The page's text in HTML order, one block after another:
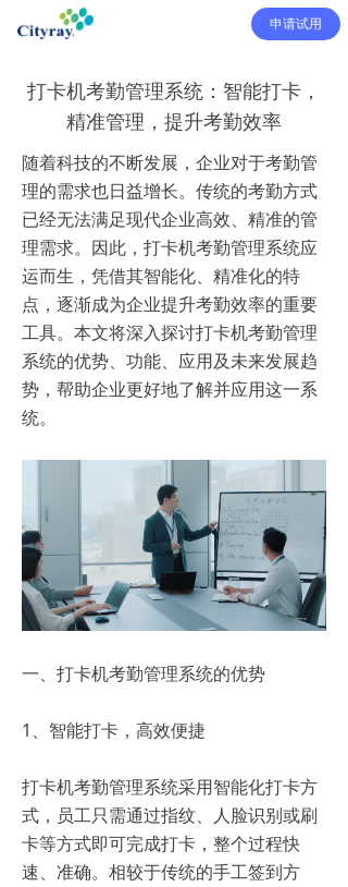
申请试用
打卡机考勤管理系统：智能打卡，
精准管理，提升考勤效率
随着科技的不断发展，企业对于考勤管
理的需求也日益增长。传统的考勤方式
已经无法满足现代企业高效、精准的管
理需求。因此，打卡机考勤管理系统应
运而生，凭借其智能化、精准化的特
点，逐渐成为企业提升考勤效率的重要
工具。本文将深入探讨打卡机考勤管理
系统的优势、功能、应用及未来发展趋
势，帮助企业更好地了解并应用这一系
统。
一、打卡机考勤管理系统的优势
1、智能打卡，高效便捷
打卡机考勤管理系统采用智能化打卡方
式，员工只需通过指纹、人脸识别或刷
卡等方式即可完成打卡，整个过程快
速、准确。相较于传统的手工签到方